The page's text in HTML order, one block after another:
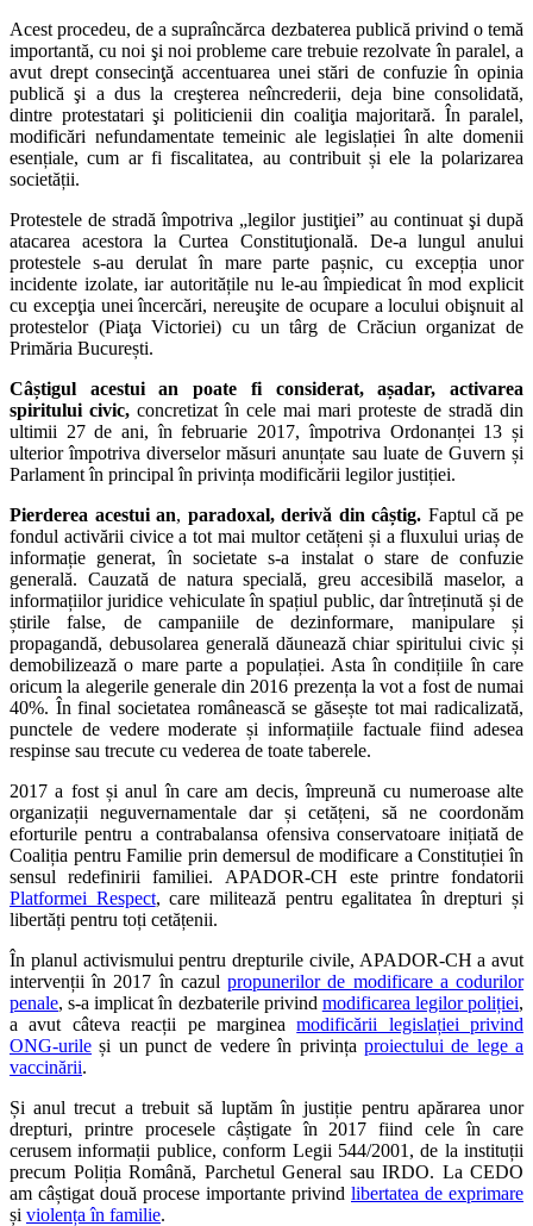
Acest procedeu, de a supraîncărca dezbaterea publică privind o temă
importantă, cu noi şi noi probleme care trebuie rezolvate în paralel, a
avut drept consecinţă accentuarea unei stări de confuzie în opinia
publică şi a dus la creşterea neîncrederii, deja bine consolidată,
dintre protestatari şi politicienii din coaliţia majoritară. În paralel,
modificări nefundamentate temeinic ale legislației în alte domenii
esențiale, cum ar fi fiscalitatea, au contribuit și ele la polarizarea
societății.
Protestele de stradă împotriva „legilor justiţiei” au continuat şi după
atacarea acestora la Curtea Constituţională. De-a lungul anului
protestele s-au derulat în mare parte pașnic, cu excepția unor
incidente izolate, iar autoritățile nu le-au împiedicat în mod explicit
cu excepţia unei încercări, nereuşite de ocupare a locului obişnuit al
protestelor (Piaţa Victoriei) cu un târg de Crăciun organizat de
Primăria București.
Câștigul acestui an poate fi considerat, așadar, activarea
spiritului civic, concretizat în cele mai mari proteste de stradă din
ultimii 27 de ani, în februarie 2017, împotriva Ordonanței 13 și
ulterior împotriva diverselor măsuri anunțate sau luate de Guvern și
Parlament în principal în privința modificării legilor justiției.
Pierderea acestui an, paradoxal, derivă din câștig. Faptul că pe
fondul activării civice a tot mai multor cetățeni și a fluxului uriaș de
informație generat, în societate s-a instalat o stare de confuzie
generală. Cauzată de natura specială, greu accesibilă maselor, a
informațiilor juridice vehiculate în spațiul public, dar întreținută și de
știrile false, de campaniile de dezinformare, manipulare și
propagandă, debusolarea generală dăunează chiar spiritului civic și
demobilizează o mare parte a populației. Asta în condițiile în care
oricum la alegerile generale din 2016 prezența la vot a fost de numai
40%. În final societatea românească se găsește tot mai radicalizată,
punctele de vedere moderate și informațiile factuale fiind adesea
respinse sau trecute cu vederea de toate taberele.
2017 a fost și anul în care am decis, împreună cu numeroase alte
organizații neguvernamentale dar și cetățeni, să ne coordonăm
eforturile pentru a contrabalansa ofensiva conservatoare inițiată de
Coaliția pentru Familie prin demersul de modificare a Constituției în
sensul redefinirii familiei. APADOR-CH este printre fondatorii
Platformei Respect, care militează pentru egalitatea în drepturi și
libertăți pentru toți cetățenii.
În planul activismului pentru drepturile civile, APADOR-CH a avut
intervenții în 2017 în cazulpropunerilor de modificare a codurilor
penale, s-a implicat în dezbaterile privind modificarea legilor poliției,
a avut câteva reacții pe margineamodificării legislației privind
ONG-urile și un punct de vedere în privința proiectului de lege a
vaccinării.
Și anul trecut a trebuit să luptăm în justiție pentru apărarea unor
drepturi, printre procesele câștigate în 2017 fiind cele în care
cerusem informații publice, conform Legii 544/2001, de la instituții
precum Poliția Română, Parchetul General sau IRDO. La CEDO
am câștigat două procese importante privind libertatea de exprimare
și violența în familie.